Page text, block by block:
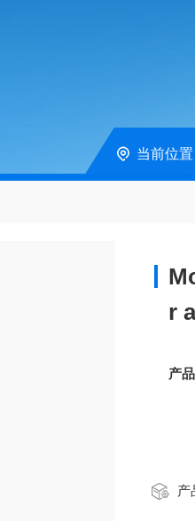
当前位置
r
产
产